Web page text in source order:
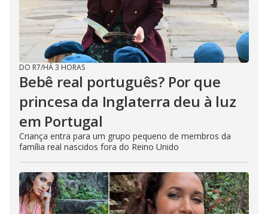
DO R7/HÁ 3 HORAS
Bebê real português? Por que
princesa da Inglaterra deu à luz
em Portugal
Criança entra para um grupo pequeno de membros da
família real nascidos fora do Reino Unido